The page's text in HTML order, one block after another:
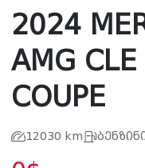
2024
AMG
COUPE
12030 km